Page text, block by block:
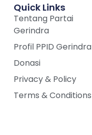
Quick Links
Tentang Partai
Gerindra
Profil PPID Gerindra
Donasi
Privacy & Policy
Terms & Conditions